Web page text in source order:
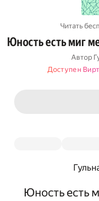
Читать
Юность есть миг
Автор
Доступен
Юность есть